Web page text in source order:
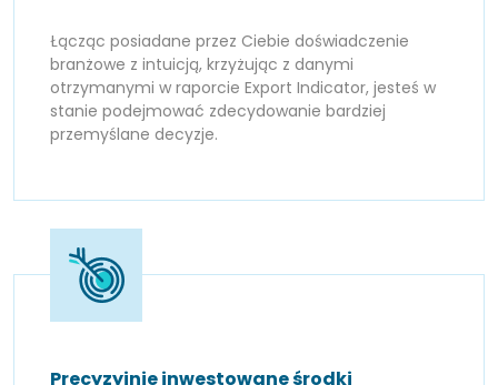
Łącząc posiadane przez Ciebie doświadczenie
branżowe z intuicją, krzyżując z danymi
otrzymanymi w raporcie Export Indicator, jesteś w
stanie podejmować zdecydowanie bardziej
przemyślane decyzje.
Precyzyjnie inwestowane środki